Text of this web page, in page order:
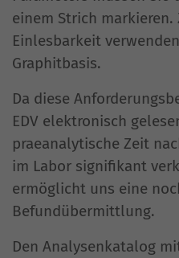
einem Strich markieren.
Einlesbarkeit
Graphitbasis.
Da diese
EDV elektronisch
praeanalytische Zeit
im Labor signifikant
ermöglicht uns eine
Befundübermittlung.
Den Analysenkatalog